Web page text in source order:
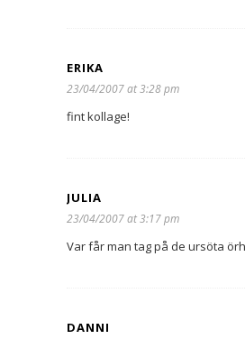
ERIKA
23/04/2007 at 3:28 pm
fint kollage!
JULIA
23/04/2007 at 3:17 pm
Var får man tag på de ursöta
DANNI